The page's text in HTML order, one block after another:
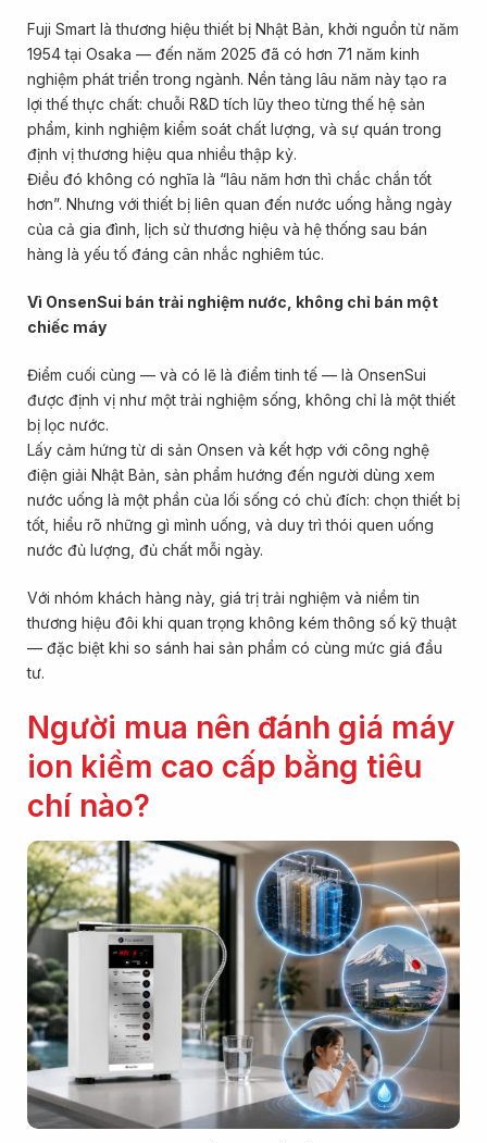
Fuji Smart là thương hiệu thiết bị Nhật Bản, khởi nguồn từ năm
1954 tại Osaka — đến năm 2025 đã có hơn 71 năm kinh
nghiệm phát triển trong ngành. Nền tảng lâu năm này tạo ra
lợi thế thực chất: chuỗi R&D tích lũy theo từng thế hệ sản
phẩm, kinh nghiệm kiểm soát chất lượng, và sự quán trong
định vị thương hiệu qua nhiều thập kỷ.
Điều đó không có nghĩa là “lâu năm hơn thì chắc chắn tốt
hơn”. Nhưng với thiết bị liên quan đến nước uống hằng ngày
của cả gia đình, lịch sử thương hiệu và hệ thống sau bán
hàng là yếu tố đáng cân nhắc nghiêm túc.
Vì OnsenSui bán trải nghiệm nước, không chỉ bán một
chiếc máy
Điểm cuối cùng — và có lẽ là điểm tinh tế — là OnsenSui
được định vị như một trải nghiệm sống, không chỉ là một thiết
bị lọc nước.
Lấy cảm hứng từ di sản Onsen và kết hợp với công nghệ
điện giải Nhật Bản, sản phẩm hướng đến người dùng xem
nước uống là một phần của lối sống có chủ đích: chọn thiết bị
tốt, hiểu rõ những gì mình uống, và duy trì thói quen uống
nước đủ lượng, đủ chất mỗi ngày.
Với nhóm khách hàng này, giá trị trải nghiệm và niềm tin
thương hiệu đôi khi quan trọng không kém thông số kỹ thuật
— đặc biệt khi so sánh hai sản phẩm có cùng mức giá đầu
tư.
Người mua nên đánh giá máy
ion kiềm cao cấp bằng tiêu
chí nào?